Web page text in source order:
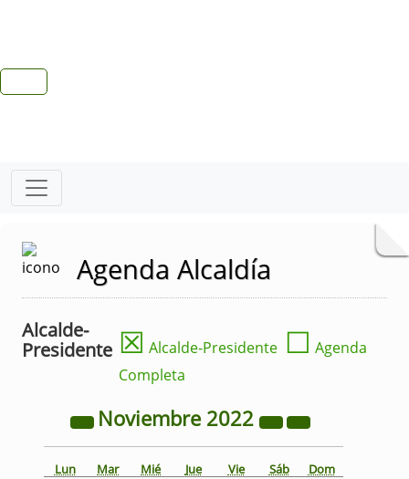
Agenda Alcaldía
Alcalde-
Presidente ☒ Alcalde-Presidente ☐ Agenda
Completa
Noviembre 2022
Lun Mar Mié Jue Vie Sáb Dom